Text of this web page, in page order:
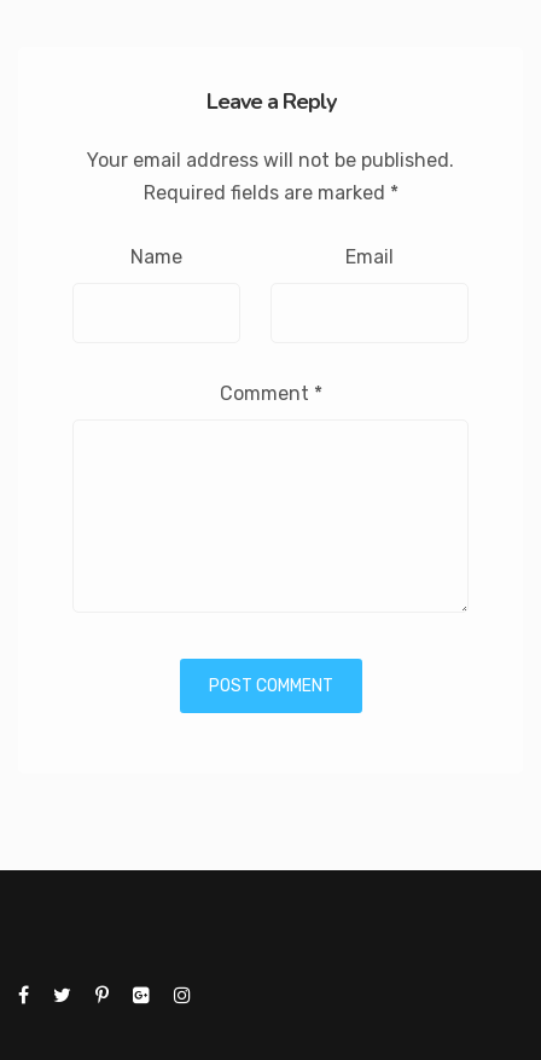
Leave a Reply
Your email address will not be published.
Required fields are marked *
Name Email
Comment *